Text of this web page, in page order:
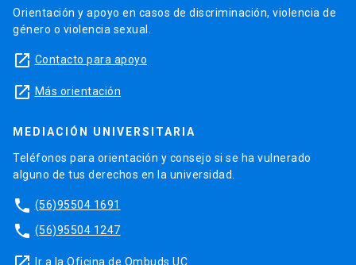
Orientación y apoyo en casos de discriminación, violencia de
género o violencia sexual.
launch Contacto para apoyo
launch Más orientación
MEDIACIÓN UNIVERSITARIA
Teléfonos para orientación y consejo si se ha vulnerado
alguno de tus derechos en la universidad.
phone (56)95504 1691
phone (56)95504 1247
Ir a la Oficina de Ombuds UC